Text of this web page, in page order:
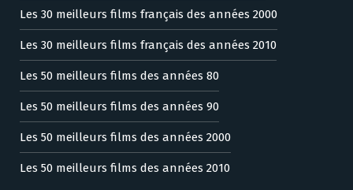
Les 30 meilleurs films français des années 2000
Les 30 meilleurs films français des années 2010
Les 50 meilleurs films des années 80
Les 50 meilleurs films des années 90
Les 50 meilleurs films des années 2000
Les 50 meilleurs films des années 2010